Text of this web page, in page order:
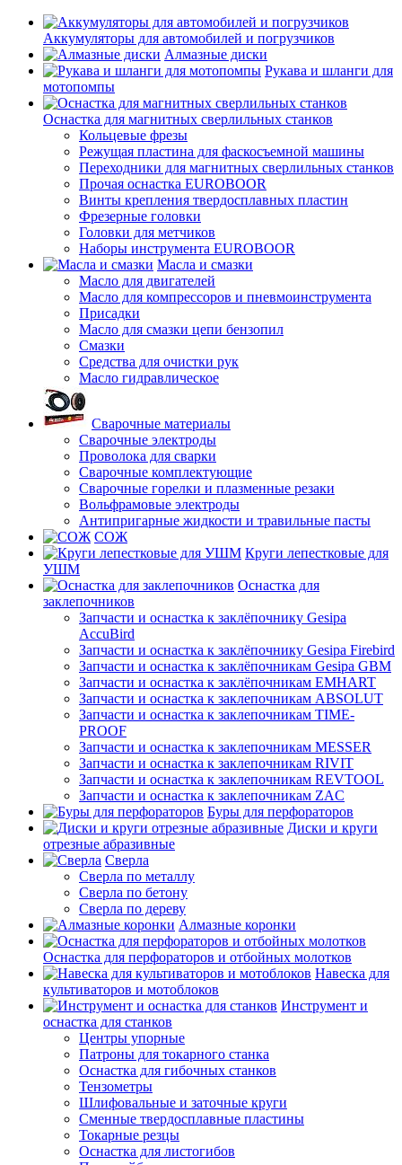
Аккумуляторы для автомобилей и погрузчиков
Алмазные диски
Рукава и шланги для
мотопомпы
Оснастка для магнитных сверлильных станков
Кольцевые фрезы
Режущая пластина для фаскосъемной машины
Переходники для магнитных сверлильных станков
Прочая оснастка EUROBOOR
Винты крепления твердосплавных пластин
Фрезерные головки
Головки для метчиков
Наборы инструмента EUROBOOR
Масла и смазки
Масло для двигателей
Масло для компрессоров и пневмоинструмента
Присадки
Масло для смазки цепи бензопил
Смазки
Средства для очистки рук
Масло гидравлическое
Сварочные материалы
Сварочные электроды
Проволока для сварки
Сварочные комплектующие
Сварочные горелки и плазменные резаки
Вольфрамовые электроды
Антипригарные жидкости и травильные пасты
СОЖ
Круги лепестковые для
УШМ
Оснастка для
заклепочников
Запчасти и оснастка к заклёпочнику Gesipa
AccuBird
Запчасти и оснастка к заклёпочнику Gesipa Firebird
Запчасти и оснастка к заклёпочникам Gesipa GBM
Запчасти и оснастка к заклёпочникам EMHART
Запчасти и оснастка к заклепочникам ABSOLUT
Запчасти и оснастка к заклепочникам TIME-
PROOF
Запчасти и оснастка к заклепочникам MESSER
Запчасти и оснастка к заклепочникам RIVIT
Запчасти и оснастка к заклепочникам REVTOOL
Запчасти и оснастка к заклепочникам ZAC
Буры для перфораторов
Диски и круги
отрезные абразивные
Сверла
Сверла по металлу
Сверла по бетону
Сверла по дереву
Алмазные коронки
Оснастка для перфораторов и отбойных молотков
Навеска для
культиваторов и мотоблоков
Инструмент и
оснастка для станков
Центры упорные
Патроны для токарного станка
Оснастка для гибочных станков
Тензометры
Шлифовальные и заточные круги
Сменные твердосплавные пластины
Токарные резцы
Оснастка для листогибов